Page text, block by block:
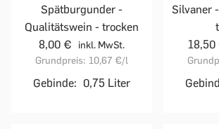
Spätburgunder -
Qualitätswein - trocken
8,00 €
inkl. MwSt.
Grundpreis: 10,67 €/l
Gebinde: 0,75 Liter
Silvaner
18,50